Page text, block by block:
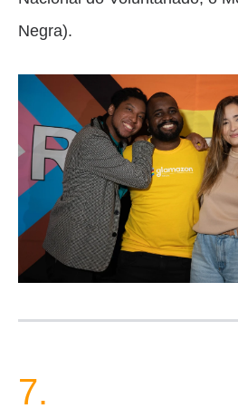
Negra).
7.